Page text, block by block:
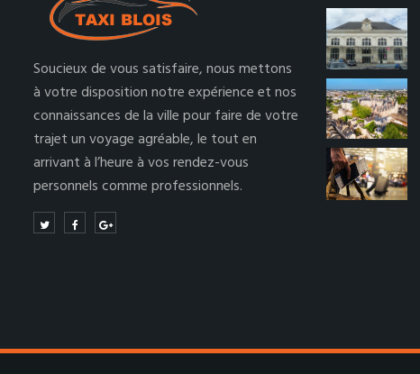
Soucieux de vous satisfaire, nous mettons
à votre disposition notre expérience et nos
connaissances de la ville pour faire de votre
trajet un voyage agréable, le tout en
arrivant à l’heure à vos rendez-vous
personnels comme professionnels.